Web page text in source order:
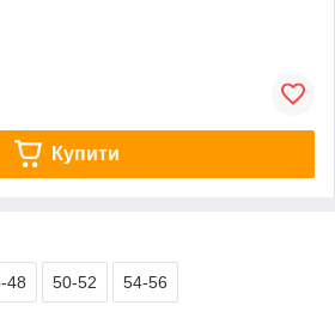
Купити
48 50-52 54-56